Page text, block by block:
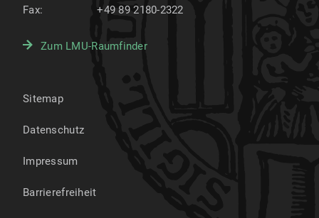
Fax:
+49 89 2180-2322
Zum LMU-Raumfinder
Sitemap
Datenschutz
Impressum
Barrierefreiheit